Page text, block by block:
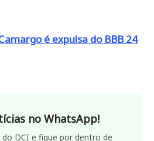
é expulsa do BBB 24
no WhatsApp!
DCI e fique por dentro de